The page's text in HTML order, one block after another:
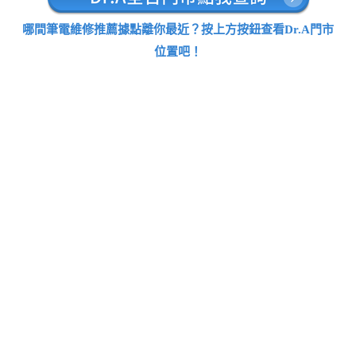
哪間筆電維修推薦據點離你最近？按上方按鈕查看Dr.A門市
位置吧！